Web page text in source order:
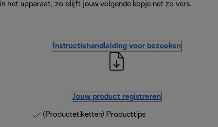
in het apparaat, zo blijft jouw volgende kopje net zo vers.
Instructiehandleiding voor bezoeken
Jouw product registreren
(Productetiketten) Producttips